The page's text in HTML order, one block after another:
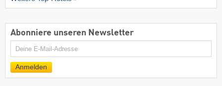
Abonniere unseren Newsletter
E-
Mail
Anmelden